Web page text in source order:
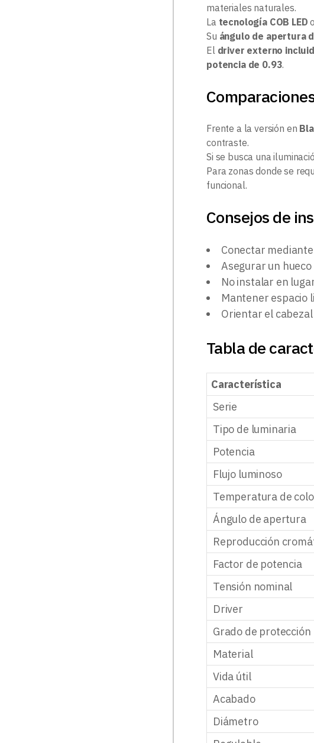
materiales naturales.
La tecnología COB LED
Su ángulo de apertura
El driver externo
potencia de 0.93.
Frente a la versión en
contraste.
Si se busca una
Para zonas donde se
funcional.
Consejos de
Conectar
Asegurar un
No instalar en
Mantener espacio
Orientar el
Tabla de
Característica
Serie
Tipo de luminaria
Potencia
Flujo luminoso
Temperatura de
Ángulo de apertura
Reproducción
Factor de potencia
Tensión nominal
Driver
Grado de protección
Material
Vida útil
Acabado
Diámetro